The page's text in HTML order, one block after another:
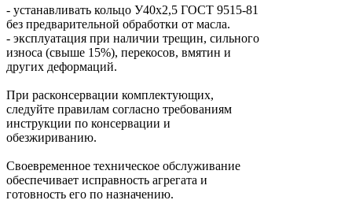
- устанавливать кольцо У40х2,5 ГОСТ 9515-81
без предварительной обработки от масла.
- эксплуатация при наличии трещин, сильного
износа (свыше 15%), перекосов, вмятин и
других деформаций.
При расконсервации комплектующих,
следуйте правилам согласно требованиям
инструкции по консервации и
обезжириванию.
Своевременное техническое обслуживание
обеспечивает исправность агрегата и
готовность его по назначению.